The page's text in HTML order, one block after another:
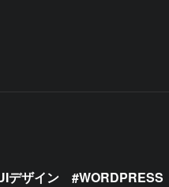
デザイン WORDPRESS